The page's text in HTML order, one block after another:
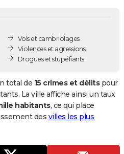
Vols et cambriolages
Violences et agressions
Drogues et stupéfiants
total de 15 crimes et délitspour
La ville affiche ainsi un taux
habitants, ce qui place
des villes les plus